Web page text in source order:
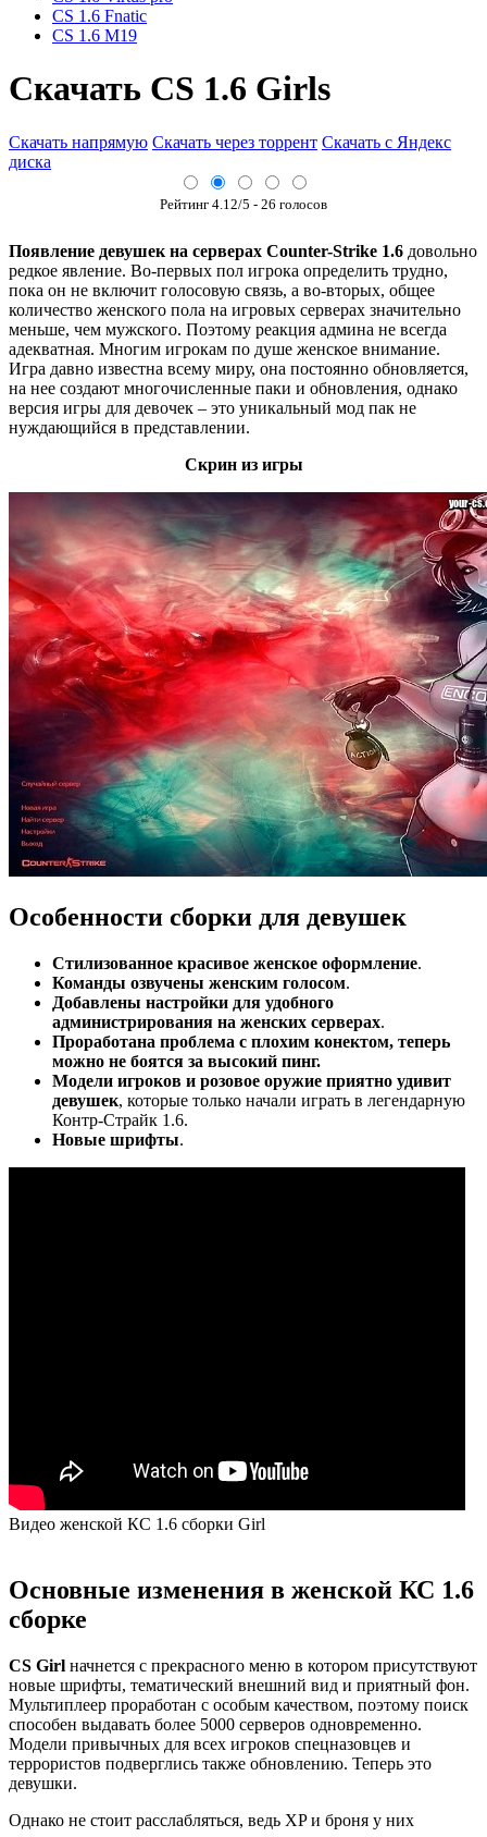
CS 1.6 Fnatic
CS 1.6 M19
Скачать CS 1.6 Girls
Скачать напрямую Скачать через торрент Скачать с Яндекс
диска
Рейтинг 4.12/5 - 26 голосов
Появление девушек на серверах Counter-Strike 1.6 довольно
редкое явление. Во-первых пол игрока определить трудно,
пока он не включит голосовую связь, а во-вторых, общее
количество женского пола на игровых серверах значительно
меньше, чем мужского. Поэтому реакция админа не всегда
адекватная. Многим игрокам по душе женское внимание.
Игра давно известна всему миру, она постоянно обновляется,
на нее создают многочисленные паки и обновления, однако
версия игры для девочек – это уникальный мод пак не
нуждающийся в представлении.
Скрин из игры
Особенности сборки для девушек
Стилизованное красивое женское оформление.
Команды озвучены женским голосом.
Добавлены настройки для удобного
администрирования на женских серверах.
Проработана проблема с плохим конектом, теперь
можно не боятся за высокий пинг.
Модели игроков и розовое оружие приятно удивит
девушек, которые только начали играть в легендарную
Контр-Страйк 1.6.
Новые шрифты.
Видео женской КС 1.6 сборки Girl
Основные изменения в женской КС 1.6
сборке
CS Girl начнется с прекрасного меню в котором присутствуют
новые шрифты, тематический внешний вид и приятный фон.
Мультиплеер проработан с особым качеством, поэтому поиск
способен выдавать более 5000 серверов одновременно.
Модели привычных для всех игроков спецназовцев и
террористов подверглись также обновлению. Теперь это
девушки.
Однако не стоит расслабляться, ведь XP и броня у них